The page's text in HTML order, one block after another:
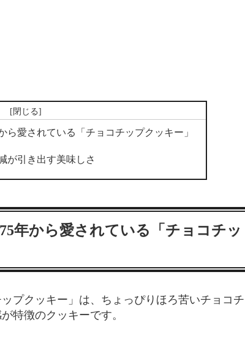
愛されている「チョコチップクッキー」
が引き出す美味しさ
年から愛されている「チョコチッ
プクッキー」は、ちょっぴりほろ苦いチョコチ
特徴のクッキーです。